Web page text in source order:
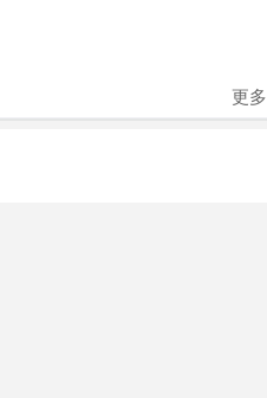
更多